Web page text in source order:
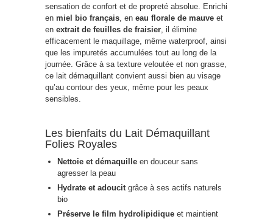
sensation de confort et de propreté absolue. Enrichi
en miel bio français , en eau florale de mauve et
en extrait de feuilles de fraisier , il élimine
efficacement le maquillage, même waterproof, ainsi
que les impuretés accumulées tout au long de la
journée. Grâce à sa texture veloutée et non grasse,
ce lait démaquillant convient aussi bien au visage
qu’au contour des yeux, même pour les peaux
sensibles.
Les bienfaits du Lait Démaquillant
Folies Royales
Nettoie et démaquille en douceur sans
agresser la peau
Hydrate et adoucit grâce à ses actifs naturels
bio
Préserve le film hydrolipidique et maintient